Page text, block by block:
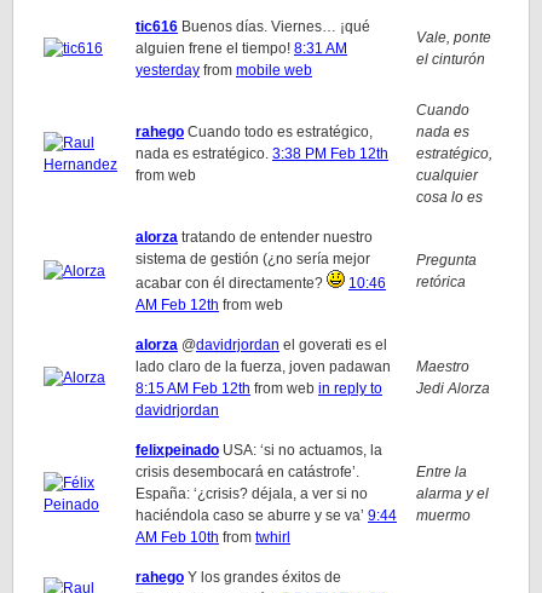
tic616 Buenos días. Viernes… ¡qué
alguien frene el tiempo! 8:31 AM
yesterday from mobile web
Vale, ponte
el cinturón
rahego Cuando todo es estratégico,
nada es estratégico. 3:38 PM Feb 12th
from web
Cuando
nada es
estratégico,
cualquier
cosa lo es
alorza tratando de entender nuestro
sistema de gestión (¿no sería mejor
acabar con él directamente?
10:46
AM Feb 12th from web
Pregunta
retórica
alorza @davidrjordan el goverati es el
lado claro de la fuerza, joven padawan
8:15 AM Feb 12th from web in reply to
davidrjordan
Maestro
Jedi Alorza
felixpeinado USA: ‘si no actuamos, la
crisis desembocará en catástrofe’.
España: ‘¿crisis? déjala, a ver si no
haciéndola caso se aburre y se va’ 9:44
AM Feb 10th from twhirl
Entre la
alarma y el
muermo
rahego Y los grandes éxitos de